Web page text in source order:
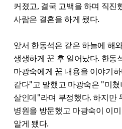
커졌고, 결국 고백을 하며 직진
사람은 결혼을 하게 됐다.
앞서 한동석은 같은 하늘에 해
생생하게 꾼 후 일어났다. 한동
마광숙에게 꿈 내용을 이야기
같다"고 말했고 마광숙은 "미
살인데"라며 부정했다. 하지만
병원을 방문했고 마광숙이 이
알게 됐다.